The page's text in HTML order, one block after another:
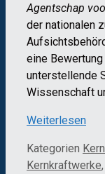
Agentschap
der nationalen
eine
unterstellende
Wissenschaft
Weiterlesen
Kategorien
Kernkraftwerke,